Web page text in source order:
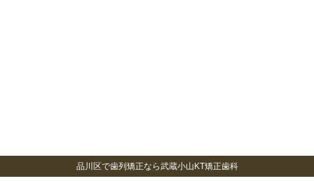
品川区で歯列矯正なら武蔵小山KT矯正歯科